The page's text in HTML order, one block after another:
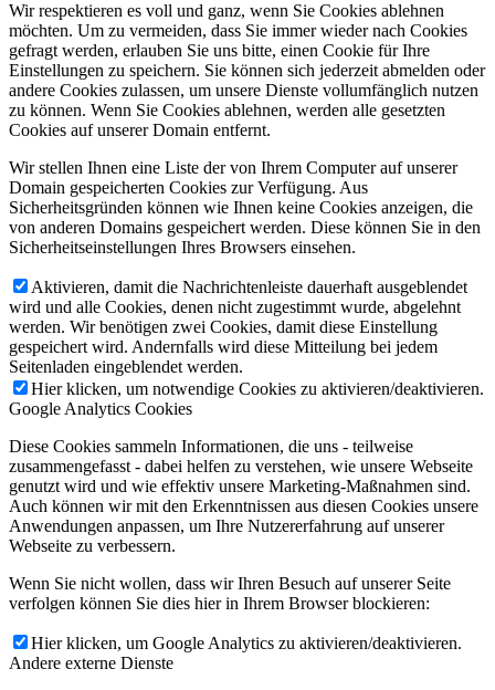
Wir respektieren es voll und ganz, wenn Sie Cookies ablehnen
möchten. Um zu vermeiden, dass Sie immer wieder nach Cookies
gefragt werden, erlauben Sie uns bitte, einen Cookie für Ihre
Einstellungen zu speichern. Sie können sich jederzeit abmelden oder
andere Cookies zulassen, um unsere Dienste vollumfänglich nutzen
zu können. Wenn Sie Cookies ablehnen, werden alle gesetzten
Cookies auf unserer Domain entfernt.
Wir stellen Ihnen eine Liste der von Ihrem Computer auf unserer
Domain gespeicherten Cookies zur Verfügung. Aus
Sicherheitsgründen können wie Ihnen keine Cookies anzeigen, die
von anderen Domains gespeichert werden. Diese können Sie in den
Sicherheitseinstellungen Ihres Browsers einsehen.
Aktivieren, damit die Nachrichtenleiste dauerhaft ausgeblendet
wird und alle Cookies, denen nicht zugestimmt wurde, abgelehnt
werden. Wir benötigen zwei Cookies, damit diese Einstellung
gespeichert wird. Andernfalls wird diese Mitteilung bei jedem
Seitenladen eingeblendet werden.
Hier klicken, um notwendige Cookies zu aktivieren/deaktivieren.
Google Analytics Cookies
Diese Cookies sammeln Informationen, die uns - teilweise
zusammengefasst - dabei helfen zu verstehen, wie unsere Webseite
genutzt wird und wie effektiv unsere Marketing-Maßnahmen sind.
Auch können wir mit den Erkenntnissen aus diesen Cookies unsere
Anwendungen anpassen, um Ihre Nutzererfahrung auf unserer
Webseite zu verbessern.
Wenn Sie nicht wollen, dass wir Ihren Besuch auf unserer Seite
verfolgen können Sie dies hier in Ihrem Browser blockieren:
Hier klicken, um Google Analytics zu aktivieren/deaktivieren.
Andere externe Dienste